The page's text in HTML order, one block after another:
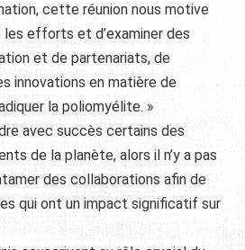
cette réunion nous motive
efforts et d’examiner des
et de partenariats, de
innovations en matière de
la poliomyélite. »
avec succès certains des
de la planète, alors il n’y a pas
des collaborations afin de
qui ont un impact significatif sur